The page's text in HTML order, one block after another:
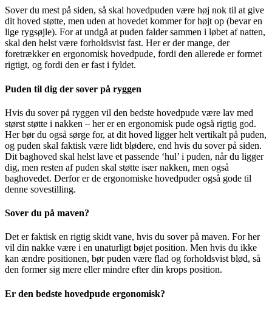
Sover du mest på siden, så skal hovedpuden være høj nok til at give
dit hoved støtte, men uden at hovedet kommer for højt op (bevar en
lige rygsøjle). For at undgå at puden falder sammen i løbet af natten,
skal den helst være forholdsvist fast. Her er der mange, der
foretrækker en ergonomisk hovedpude, fordi den allerede er formet
rigtigt, og fordi den er fast i fyldet.
Puden til dig der sover på ryggen
Hvis du sover på ryggen vil den bedste hovedpude være lav med
størst støtte i nakken – her er en ergonomisk pude også rigtig god.
Her bør du også sørge for, at dit hoved ligger helt vertikalt på puden,
og puden skal faktisk være lidt blødere, end hvis du sover på siden.
Dit baghoved skal helst lave et passende ‘hul’ i puden, når du ligger
dig, men resten af puden skal støtte især nakken, men også
baghovedet. Derfor er de ergonomiske hovedpuder også gode til
denne sovestilling.
Sover du på maven?
Det er faktisk en rigtig skidt vane, hvis du sover på maven. For her
vil din nakke være i en unaturligt bøjet position. Men hvis du ikke
kan ændre positionen, bør puden være flad og forholdsvist blød, så
den former sig mere eller mindre efter din krops position.
Er den bedste hovedpude ergonomisk?